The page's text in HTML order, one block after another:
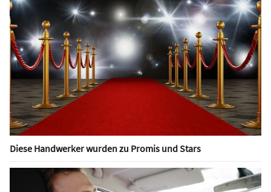
Diese Handwerker wurden zu Promis und Stars